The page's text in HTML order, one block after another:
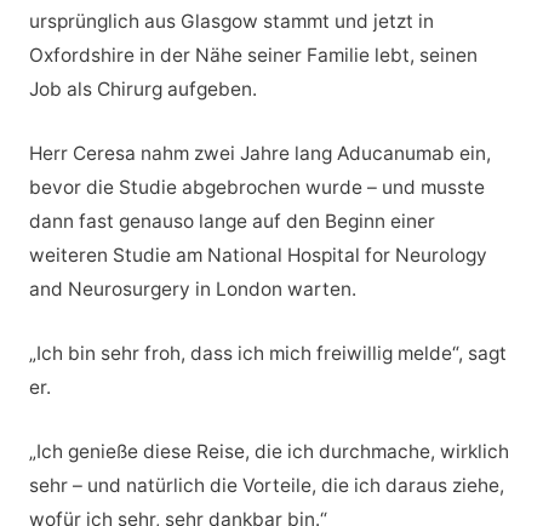
ursprünglich aus Glasgow stammt und jetzt in
Oxfordshire in der Nähe seiner Familie lebt, seinen
Job als Chirurg aufgeben.
Herr Ceresa nahm zwei Jahre lang Aducanumab ein,
bevor die Studie abgebrochen wurde – und musste
dann fast genauso lange auf den Beginn einer
weiteren Studie am National Hospital for Neurology
and Neurosurgery in London warten.
„Ich bin sehr froh, dass ich mich freiwillig melde“, sagt
er.
„Ich genieße diese Reise, die ich durchmache, wirklich
sehr – und natürlich die Vorteile, die ich daraus ziehe,
wofür ich sehr, sehr dankbar bin.“